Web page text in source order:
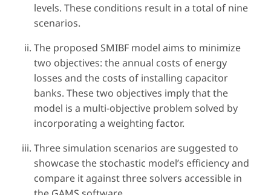
levels. These conditions result in a total of nine
scenarios.
The proposed SMIBF model aims to minimize
two objectives: the annual costs of energy
losses and the costs of installing capacitor
banks. These two objectives imply that the
model is a multi-objective problem solved by
incorporating a weighting factor.
Three simulation scenarios are suggested to
showcase the stochastic model’s efficiency and
compare it against three solvers accessible in